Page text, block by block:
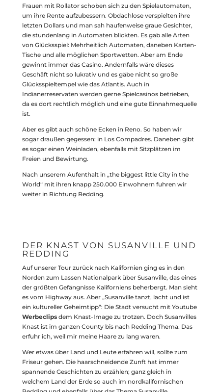
Frauen mit Rollator schoben sich zu den Spielautomaten,
um ihre Rente aufzubessern. Obdachlose verspielten ihre
letzten Dollars und man sah haufenweise graue Gesichter,
die stundenlang in Automaten blickten. Es gab alle Arten
von Glücksspiel: Mehrheitlich Automaten, daneben Karten-
Tische und alle möglichen Sportwetten. Aber am Ende
gewinnt immer das Casino. Andernfalls wäre dieses
Geschäft nicht so lukrativ und es gäbe nicht so große
Glücksspieltempel wie das Atlantis. Auch in
Indianerreservaten werden gerne Spielcasinos betrieben,
da es dort rechtlich möglich und eine gute Einnahmequelle
ist.
Aber es gibt auch schöne Ecken in Reno. So haben wir
sogar draußen gegessen: in Los Compadres. Daneben gibt
es sogar einen Weinladen, ebenfalls mit Sitzplätzen im
Freien und Bewirtung.
Nach unserem Aufenthalt in „the biggest little City in the
World“ mit ihren knapp 250.000 Einwohnern fuhren wir
weiter in Richtung Redding.
DER KNAST VON SUSANVILLE UND
REDDING
Auf unserer Tour zurück nach Kalifornien ging es in den
Norden zum Lassen Nationalpark über Susanville, das eines
der größten Gefängnisse Kaliforniens beherbergt. Man sieht
es vom Highway aus. Aber „Susanville tanzt, lacht und ist
ein kultureller Geheimtipp“: Die Stadt versucht mit Youtube
Werbeclipsdem Knast-Image zu trotzen. Doch Susanvilles
Knast ist im ganzen County bis nach Redding Thema. Das
erfuhr ich, weil mir meine Haare zu lang waren.
Wer etwas über Land und Leute erfahren will, sollte zum
Friseur gehen. Die haarschneidende Zunft hat immer
spannende Geschichten zu erzählen; ganz gleich in
welchem Land der Erde so auch im nordkalifornischen